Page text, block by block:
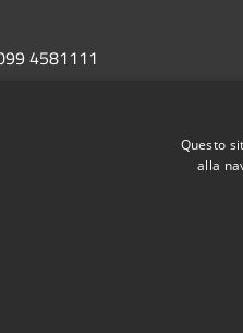
4581111
Questo
alla